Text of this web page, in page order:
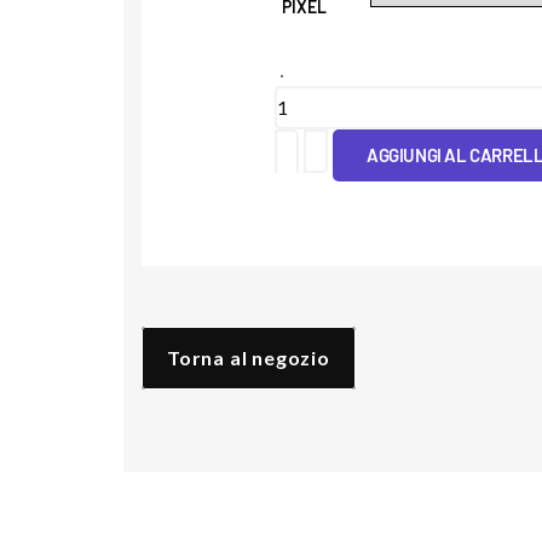
PIXEL
Cover
Fenicotteri
AGGIUNGI AL
Torna al negozio